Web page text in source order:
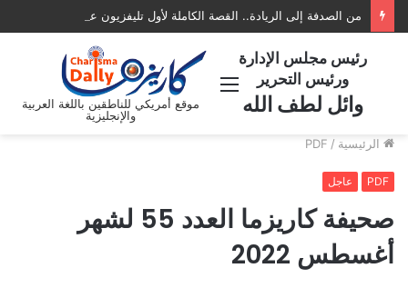
موقع أمريكي للناطقين باللغة العربية
والإنجليزية
القائمة
رئيس مجلس الإدارة
ورئيس التحرير
وائل لطف الله
الرئيسية /
PDF
PDF عاجل
صحيفة كاريزما العدد 55 لشهر
أغسطس 2022